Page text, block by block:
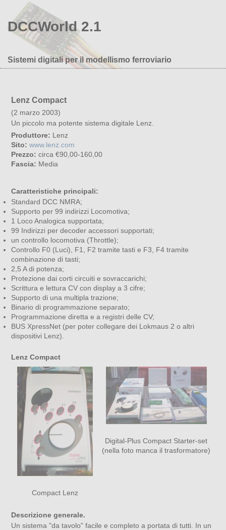
DCCWorld 2.1
Sistemi digitali per il modellismo ferroviario
Lenz Compact
(2 marzo 2003)
Un piccolo ma potente sistema digitale Lenz.
Produttore: Lenz
Sito: www.lenz.com
Prezzo: circa €90,00-160,00
Fascia: Media
Caratteristiche principali:
Standard DCC NMRA;
Supporto per 99 indirizzi Locomotiva;
1 Loco Analogica supportata;
99 Indirizzi per decoder accessori supportati;
un controllo locomotiva (Throttle);
Controllo F0 (Luci), F1, F2 tramite tasti e F3, F4 tramite
combinazione di tasti;
2,5 A di potenza;
Protezione dai corti circuiti e sovraccarichi;
Scrittura e lettura CV con display a 3 cifre;
Supporto di una multipla trazione;
Binario di programmazione separato;
Programmazione diretta e a registri delle CV;
BUS XpressNet (per poter collegare dei Lokmaus 2 o altri
dispositivi Lenz).
Lenz Compact
Compact Lenz
Digital-Plus Compact Starter-set
(nella foto manca il trasformatore)
Descrizione generale.
Un sistema "da tavolo" facile e completo a portata di tutti. In un